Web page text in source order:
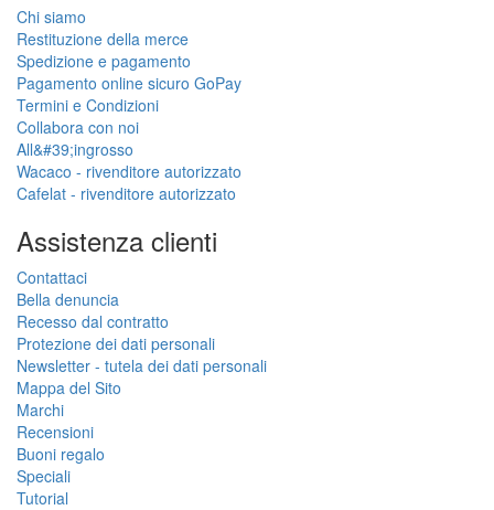
Chi siamo
Restituzione della merce
Spedizione e pagamento
Pagamento online sicuro GoPay
Termini e Condizioni
Collabora con noi
All&#39;ingrosso
Wacaco - rivenditore autorizzato
Cafelat - rivenditore autorizzato
Assistenza clienti
Contattaci
Bella denuncia
Recesso dal contratto
Protezione dei dati personali
Newsletter - tutela dei dati personali
Mappa del Sito
Marchi
Recensioni
Buoni regalo
Speciali
Tutorial